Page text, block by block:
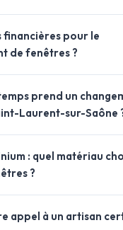
financières pour le
de fenêtres ?
prend un
Laurent-sur-Saône
: quel matériau
?
appel à un artisan